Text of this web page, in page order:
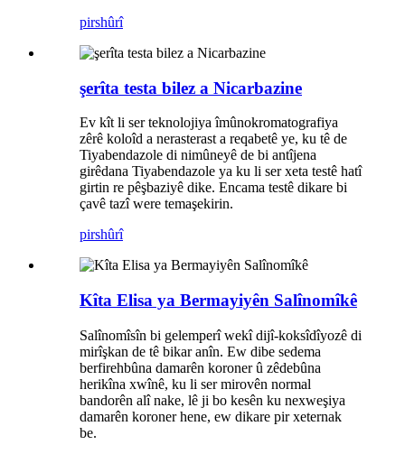
pirshûrî
şerîta testa bilez a Nicarbazine
Ev kît li ser teknolojiya îmûnokromatografiya
zêrê koloîd a nerasterast a reqabetê ye, ku tê de
Tiyabendazole di nimûneyê de bi antîjena
girêdana Tiyabendazole ya ku li ser xeta testê hatî
girtin re pêşbaziyê dike. Encama testê dikare bi
çavê tazî were temaşekirin.
pirshûrî
Kîta Elisa ya Bermayiyên Salînomîkê
Salînomîsîn bi gelemperî wekî dijî-koksîdîyozê di
mirîşkan de tê bikar anîn. Ew dibe sedema
berfirehbûna damarên koroner û zêdebûna
herikîna xwînê, ku li ser mirovên normal
bandorên alî nake, lê ji bo kesên ku nexweşiya
damarên koroner hene, ew dikare pir xeternak
be.